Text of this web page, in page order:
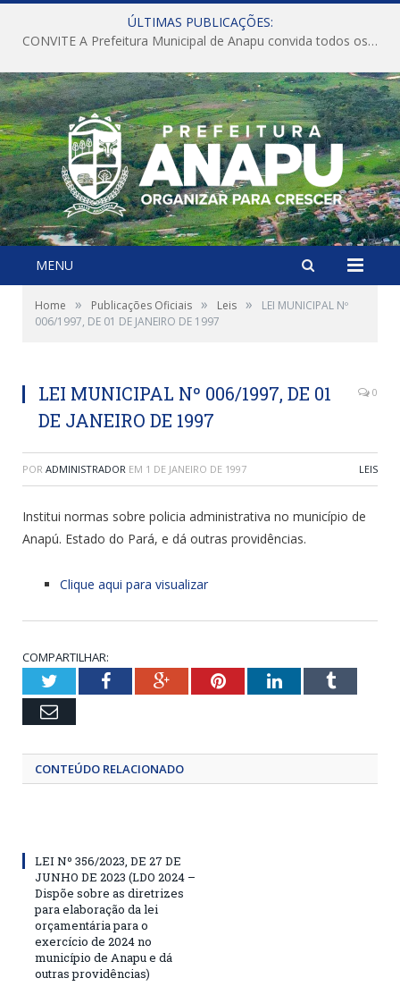
ÚLTIMAS PUBLICAÇÕES:
CONVITE A Prefeitura Municipal de Anapu convida todos os servidores públicos municipais para participarem da Audiência Pública de discussão da Lei de Diretrizes Orçamentárias (LDO), importante instrumento de planejamento das ações e investimentos da Administração Pública para o próximo exercício financeiro.
MENU
Home » Publicações Oficiais » Leis »
LEI MUNICIPAL Nº
006/1997, DE 01 DE JANEIRO DE 1997
LEI MUNICIPAL Nº 006/1997, DE 01
DE JANEIRO DE 1997
0
POR ADMINISTRADOR EM 1 DE JANEIRO DE 1997 LEIS
Institui normas sobre policia administrativa no município de
Anapú. Estado do Pará, e dá outras providências.
Clique aqui para visualizar
COMPARTILHAR:
TwitterFacebookGoogle+PinterestLinkedInTumblr
Email
CONTEÚDO RELACIONADO
LEI Nº 356/2023, DE 27 DE
JUNHO DE 2023 (LDO 2024 –
Dispõe sobre as diretrizes
para elaboração da lei
orçamentária para o
exercício de 2024 no
município de Anapu e dá
outras providências)